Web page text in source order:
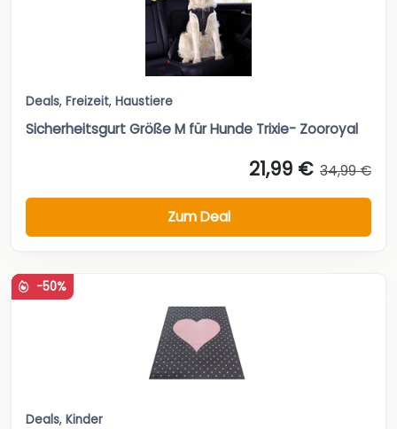
Deals, Freizeit, Haustiere
Sicherheitsgurt Größe M für Hunde Trixie- Zooroyal
21,99 € 34,99 €
Zum Deal
-50%
Deals, Kinder